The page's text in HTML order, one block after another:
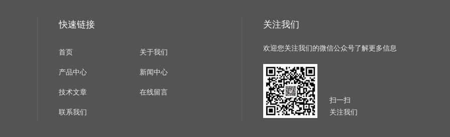
快速链接
首页 关于我们
产品中心 新闻中心
技术文章 在线留言
联系我们
关注我们
欢迎您关注我们的微信公众号了解更多信息
扫一扫
关注我们